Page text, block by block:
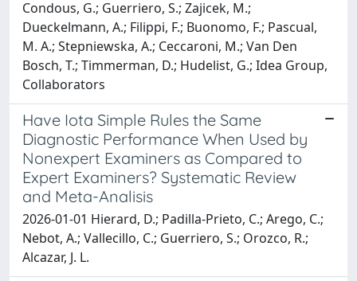
Condous, G.; Guerriero, S.; Zajicek, M.;
Dueckelmann, A.; Filippi, F.; Buonomo, F.; Pascual,
M. A.; Stepniewska, A.; Ceccaroni, M.; Van Den
Bosch, T.; Timmerman, D.; Hudelist, G.; Idea Group,
Collaborators
Have Iota Simple Rules the Same
Diagnostic Performance When Used by
Nonexpert Examiners as Compared to
Expert Examiners? Systematic Review
and Meta-Analisis
2026-01-01 Hierard, D.; Padilla-Prieto, C.; Arego, C.;
Nebot, A.; Vallecillo, C.; Guerriero, S.; Orozco, R.;
Alcazar, J. L.